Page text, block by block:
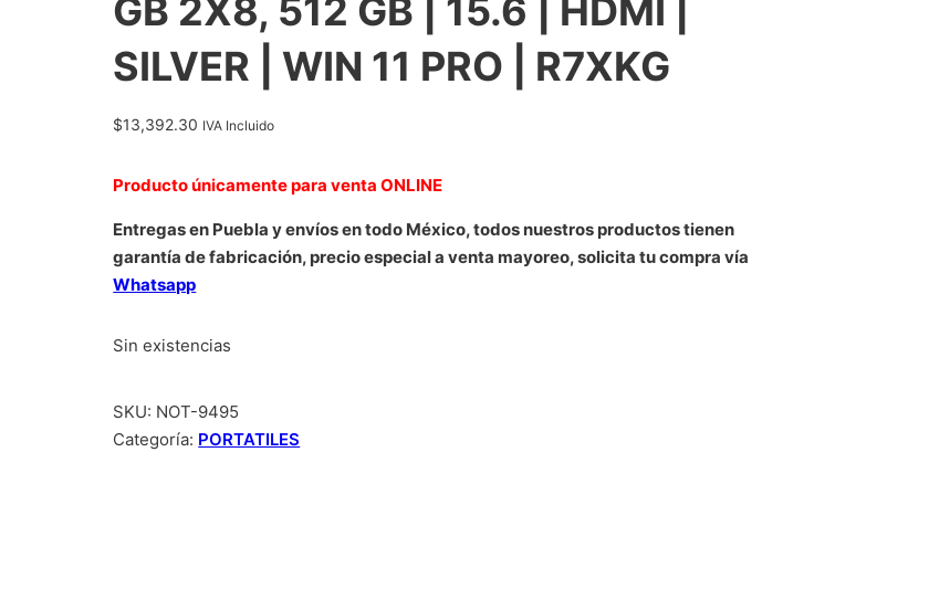
GB 2X8, 512 GB | 15.6 | HDMI |
SILVER | WIN 11 PRO | R7XKG
$13,392.30 IVA Incluido
Producto únicamente para venta ONLINE
Entregas en Puebla y envíos en todo México, todos nuestros productos tienen
garantía de fabricación, precio especial a venta mayoreo, solicita tu compra vía
Whatsapp
Sin existencias
SKU: NOT-9495
Categoría: PORTATILES